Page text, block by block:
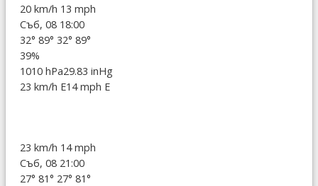
20 km/h 13 mph
Съб, 08 18:00
32° 89° 32° 89°
39%
1010 hPa29.83 inHg
23 km/h E14 mph E
23 km/h 14 mph
Съб, 08 21:00
27° 81° 27° 81°